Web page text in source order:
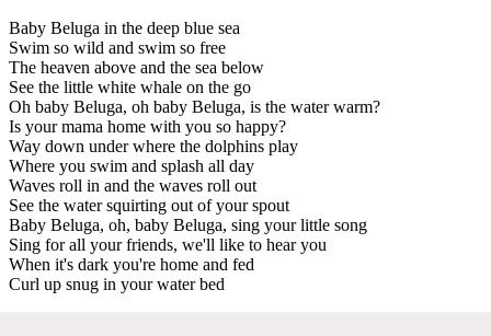
Baby Beluga in the deep blue sea
Swim so wild and swim so free
The heaven above and the sea below
See the little white whale on the go
Oh baby Beluga, oh baby Beluga, is the water warm?
Is your mama home with you so happy?
Way down under where the dolphins play
Where you swim and splash all day
Waves roll in and the waves roll out
See the water squirting out of your spout
Baby Beluga, oh, baby Beluga, sing your little song
Sing for all your friends, we'll like to hear you
When it's dark you're home and fed
Curl up snug in your water bed